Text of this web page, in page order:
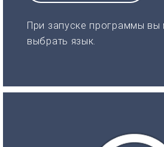
При запуске программы вы
выбрать язык.